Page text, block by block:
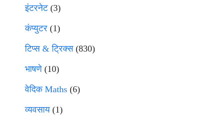
इंटरनेट(3)
कंप्युटर (1)
टिप्स & ट्रिक्स(830)
भाषणे(10)
वेदिक Maths (6)
व्यवसाय(1)